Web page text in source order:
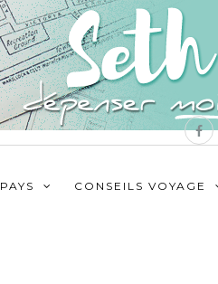
PAYS CONSEILS VOYAGE